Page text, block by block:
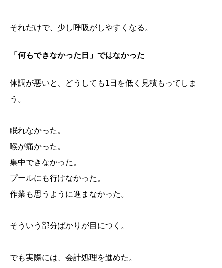
それだけで、少し呼吸がしやすくなる。
「何もできなかった日」ではなかった
体調が悪いと、どうしても1日を低く見積もってしま
う。
眠れなかった。
喉が痛かった。
集中できなかった。
プールにも行けなかった。
作業も思うように進まなかった。
そういう部分ばかりが目につく。
でも実際には、会計処理を進めた。